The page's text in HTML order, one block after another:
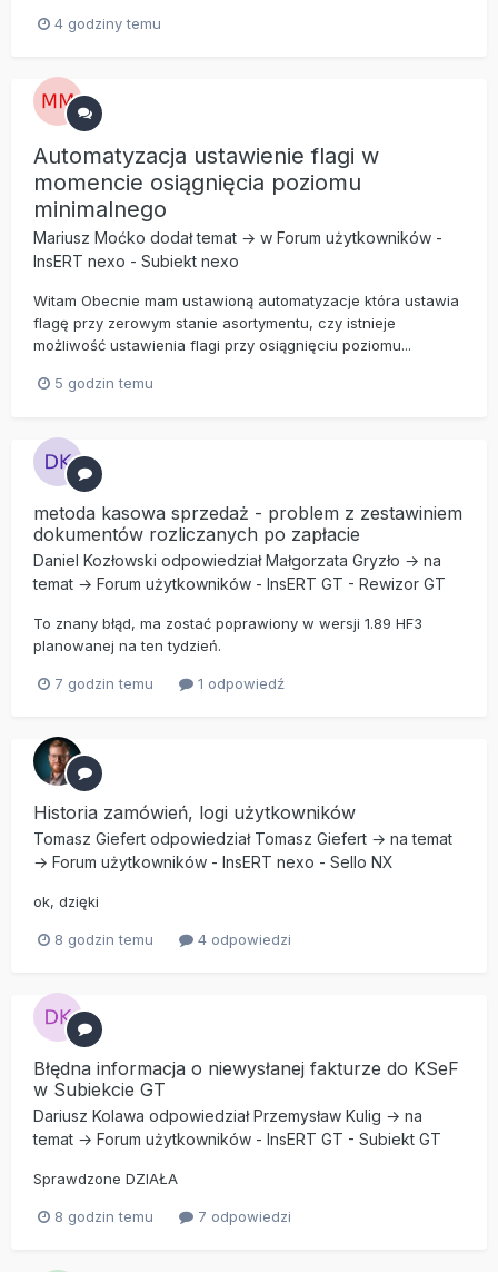
4 godziny temu
Automatyzacja ustawienie flagi w
momencie osiągnięcia poziomu
minimalnego
Mariusz Moćko dodał temat → w Forum użytkowników -
InsERT nexo - Subiekt nexo
Witam Obecnie mam ustawioną automatyzacje która ustawia
flagę przy zerowym stanie asortymentu, czy istnieje
możliwość ustawienia flagi przy osiągnięciu poziomu...
5 godzin temu
metoda kasowa sprzedaż - problem z zestawiniem
dokumentów rozliczanych po zapłacie
Daniel Kozłowski odpowiedziałMałgorzata Gryzło → na
temat → Forum użytkowników - InsERT GT - Rewizor GT
To znany błąd, ma zostać poprawiony w wersji 1.89 HF3
planowanej na ten tydzień.
7 godzin temu 1 odpowiedź
Historia zamówień, logi użytkowników
Tomasz Giefert odpowiedział Tomasz Giefert → na temat
→ Forum użytkowników - InsERT nexo - Sello NX
ok, dzięki
8 godzin temu 4 odpowiedzi
Błędna informacja o niewysłanej fakturze do KSeF
w Subiekcie GT
Dariusz Kolawa odpowiedziałPrzemysław Kulig → na
temat → Forum użytkowników - InsERT GT - Subiekt GT
Sprawdzone DZIAŁA
8 godzin temu 7 odpowiedzi